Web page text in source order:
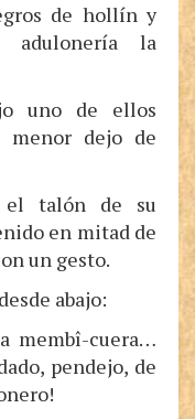
de hollín y
adulonería la
uno de ellos
menor dejo de
el talón de su
en mitad de
un gesto.
abajo:
membî-cuera…
pendejo, de